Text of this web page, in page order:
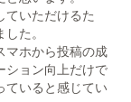
ていただけるた
た。
マホから投稿の成
ション向上だけで
ていると感じてい